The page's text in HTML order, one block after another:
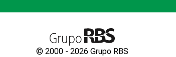
© 2000 - 2026 Grupo RBS